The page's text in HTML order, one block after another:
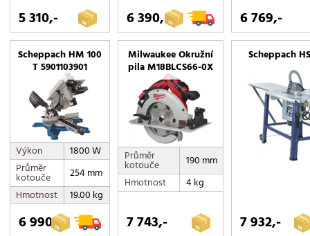
5 310,- 6 390,- 6 769,-
Scheppach HM 100
T 5901103901
Výkon
1800 W
Průměr
kotouče
254 mm
Hmotnost
19.00 kg
6 990,-
Milwaukee Okružní
pila M18BLCS66-0X
Průměr
kotouče
190 mm
Hmotnost
4 kg
7 743,-
Scheppach
7 932,-